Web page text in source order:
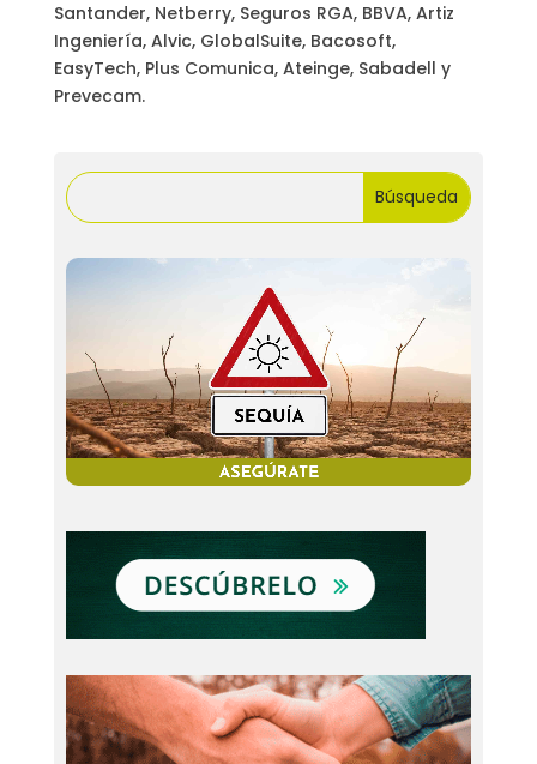
Santander, Netberry, Seguros RGA, BBVA, Artiz
Ingeniería, Alvic, GlobalSuite, Bacosoft,
EasyTech, Plus Comunica, Ateinge, Sabadell y
Prevecam.